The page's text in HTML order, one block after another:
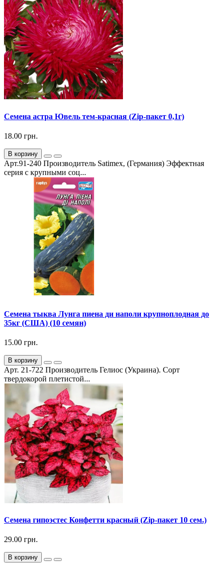
Семена астра Ювель тем-красная (Zip-пакет 0,1г)
18.00 грн.
В корзину
Арт.91-240 Производитель Satimex, (Германия) Эффектная
серия с крупными соц...
Семена тыква Лунга пиена ди наполи крупноплодная до
35кг (США) (10 семян)
15.00 грн.
В корзину
Арт. 21-722 Производитель Гелиос (Украина). Сорт
твердокорой плетистой...
Семена гипоэстес Конфетти красный (Zip-пакет 10 сем.)
29.00 грн.
В корзину